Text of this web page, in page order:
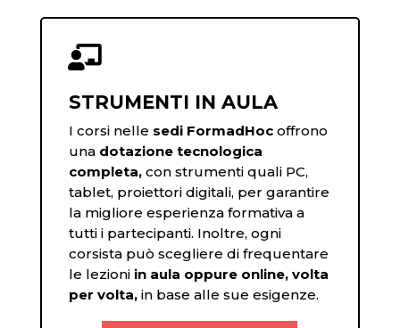

STRUMENTI IN AULA
I corsi nelle sedi FormadHocoffrono
una dotazione tecnologica
completa,con strumenti quali PC,
tablet, proiettori digitali, per garantire
la migliore esperienza formativa a
tutti i partecipanti. Inoltre, ogni
corsista può scegliere di frequentare
le lezioni in aula oppure online, volta
per volta,in base alle sue esigenze.